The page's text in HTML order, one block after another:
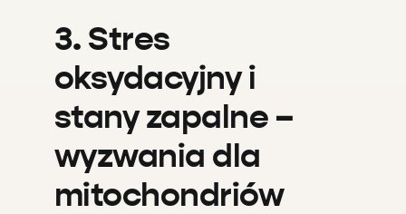
3. Stres
oksydacyjny i
stany zapalne –
wyzwania dla
mitochondriów